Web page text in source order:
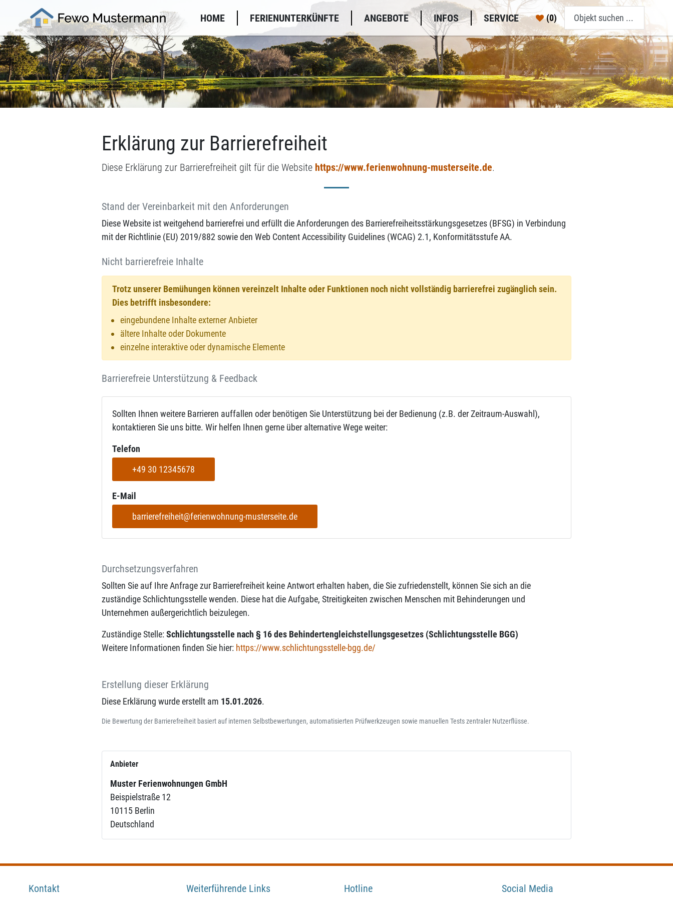
HOME FERIENUNTERKÜNFTE ANGEBOTE INFOS SERVICE (0)
Erklärung zur Barrierefreiheit
Diese Erklärung zur Barrierefreiheit gilt für die Website https://www.ferienwohnung-musterseite.de.
Stand der Vereinbarkeit mit den Anforderungen
Diese Website ist weitgehend barrierefrei und erfüllt die Anforderungen des Barrierefreiheitsstärkungsgesetzes (BFSG) in Verbindung
mit der Richtlinie (EU) 2019/882 sowie den Web Content Accessibility Guidelines (WCAG) 2.1, Konformitätsstufe AA.
Nicht barrierefreie Inhalte
Trotz unserer Bemühungen können vereinzelt Inhalte oder Funktionen noch nicht vollständig barrierefrei zugänglich sein.
Dies betrifft insbesondere:
eingebundene Inhalte externer Anbieter
ältere Inhalte oder Dokumente
einzelne interaktive oder dynamische Elemente
Barrierefreie Unterstützung & Feedback
Sollten Ihnen weitere Barrieren auffallen oder benötigen Sie Unterstützung bei der Bedienung (z.B. der Zeitraum-Auswahl),
kontaktieren Sie uns bitte. Wir helfen Ihnen gerne über alternative Wege weiter:
Telefon
+49 30 12345678
E-Mail
barrierefreiheit@ferienwohnung-musterseite.de
Durchsetzungsverfahren
Sollten Sie auf Ihre Anfrage zur Barrierefreiheit keine Antwort erhalten haben, die Sie zufriedenstellt, können Sie sich an die
zuständige Schlichtungsstelle wenden. Diese hat die Aufgabe, Streitigkeiten zwischen Menschen mit Behinderungen und
Unternehmen außergerichtlich beizulegen.
Zuständige Stelle:Schlichtungsstelle nach § 16 des Behindertengleichstellungsgesetzes (Schlichtungsstelle BGG)
Weitere Informationen finden Sie hier: https://www.schlichtungsstelle-bgg.de/
Erstellung dieser Erklärung
Diese Erklärung wurde erstellt am 15.01.2026.
Die Bewertung der Barrierefreiheit basiert auf internen Selbstbewertungen, automatisierten Prüfwerkzeugen sowie manuellen Tests zentraler Nutzerflüsse.
Anbieter
Muster Ferienwohnungen GmbH
Beispielstraße 12
10115 Berlin
Deutschland
Kontakt Weiterführende Links Hotline Social Media